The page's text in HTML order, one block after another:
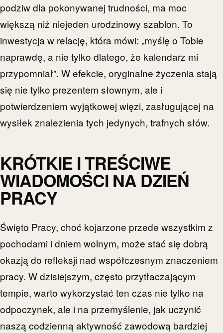
podziw dla pokonywanej trudności, ma moc
większą niż niejeden urodzinowy szablon. To
inwestycja w relację, która mówi: „myślę o Tobie
naprawdę, a nie tylko dlatego, że kalendarz mi
przypomniał”. W efekcie, oryginalne życzenia stają
się nie tylko prezentem słownym, ale i
potwierdzeniem wyjątkowej więzi, zasługującej na
wysiłek znalezienia tych jedynych, trafnych słów.
KRÓTKIE I TREŚCIWE
WIADOMOŚCI NA DZIEŃ
PRACY
Święto Pracy, choć kojarzone przede wszystkim z
pochodami i dniem wolnym, może stać się dobrą
okazją do refleksji nad współczesnym znaczeniem
pracy. W dzisiejszym, często przytłaczającym
tempie, warto wykorzystać ten czas nie tylko na
odpoczynek, ale i na przemyślenie, jak uczynić
naszą codzienną aktywność zawodową bardziej